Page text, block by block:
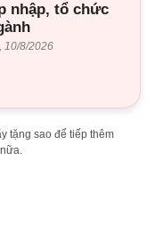
nhập, tổ chức
10/8/2026
tặng sao để tiếp thêm